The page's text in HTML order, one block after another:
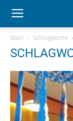
Start Schlagworte